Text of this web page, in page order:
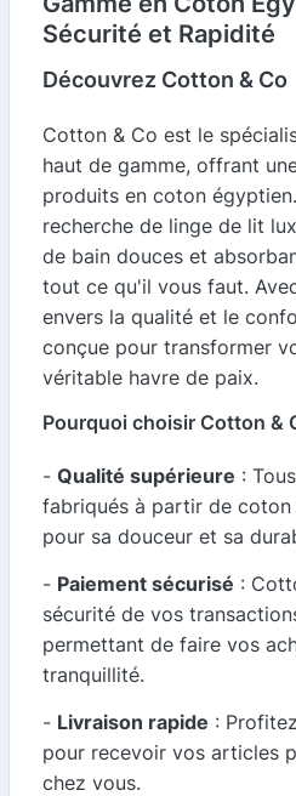
Sécurité et Rapidité
Découvrez Cotton & Co
Cotton & Co est le
haut de gamme, offrant
produits en coton
recherche de linge de lit
de bain douces et
tout ce qu'il vous faut.
envers la qualité et le
conçue pour transformer
véritable havre de paix.
Pourquoi choisir Cotton &
- Qualité supérieure :
fabriqués à partir de coton
pour sa douceur et sa
- Paiement sécurisé :
sécurité de vos
permettant de faire vos
tranquillité.
- Livraison rapide :
pour recevoir vos articles
chez vous.